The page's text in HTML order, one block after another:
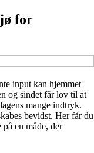
for
input kan hjemmet
og sindet får lov til at
mange indtryk.
bevidst. Her får du
en måde, der